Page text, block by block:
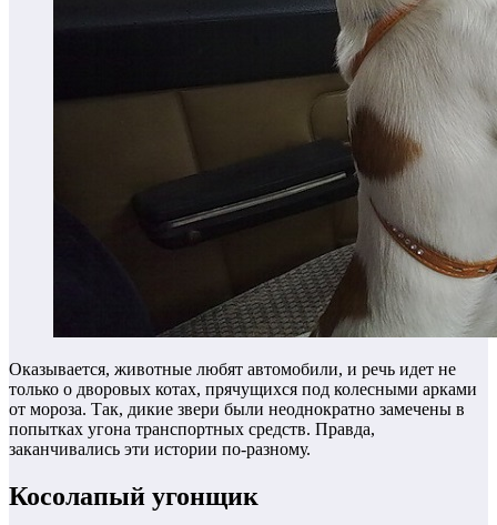
Оказывается, животные любят автомобили, и речь идет не
только о дворовых котах, прячущихся под колесными арками
от мороза. Так, дикие звери были неоднократно замечены в
попытках угона транспортных средств. Правда,
заканчивались эти истории по-разному.
Косолапый угонщик